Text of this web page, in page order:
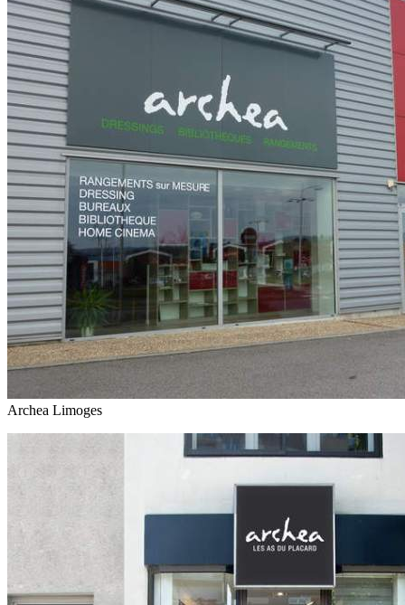
Archea Limoges